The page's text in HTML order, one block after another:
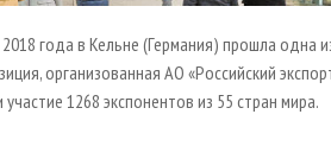
года в Кельне (Германия) прошла одна
организованная АО «Российский
1268 экспонентов из 55 стран мира.